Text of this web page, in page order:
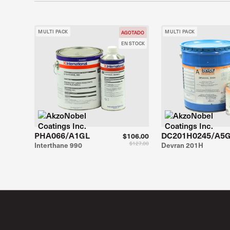
AGOTADO
EN STOCK
MULTI PACK
PHA066/A1GL
Interthane 990 $127.00
$106.00
MULTI PACK
DC201H0245/
Devran 201H